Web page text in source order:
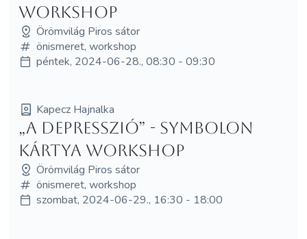
workshop
Örömvilág Piros sátor
önismeret, workshop
péntek, 2024-06-28., 08:30 - 09:30
Kapecz Hajnalka
„A Depresszió” - Symbolon
kártya workshop
Örömvilág Piros sátor
önismeret, workshop
szombat, 2024-06-29., 16:30 - 18:00